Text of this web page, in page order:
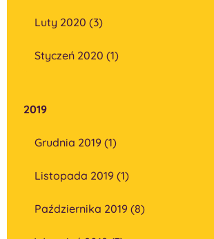
Luty 2020 (3)
Styczeń 2020 (1)
2019
Grudnia 2019 (1)
Listopada 2019 (1)
Października 2019 (8)